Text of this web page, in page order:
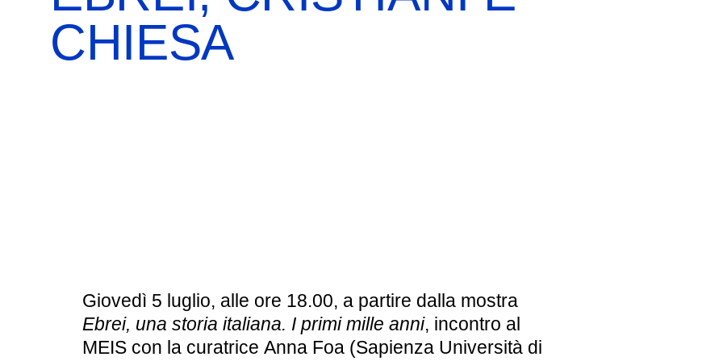
BOOKSHOP
AULA DIDATTICA
VISITE GUIDATE
PASSATI
RICERCA
IL CICLO DELLA VITA
#ITALIAEBRAICA
CHIESA
Giovedì 5 luglio, alle ore 18.00, a partire dalla mostra
Ebrei, una storia italiana. I primi mille anni, incontro al
MEIS con la curatrice Anna Foa (Sapienza Università di